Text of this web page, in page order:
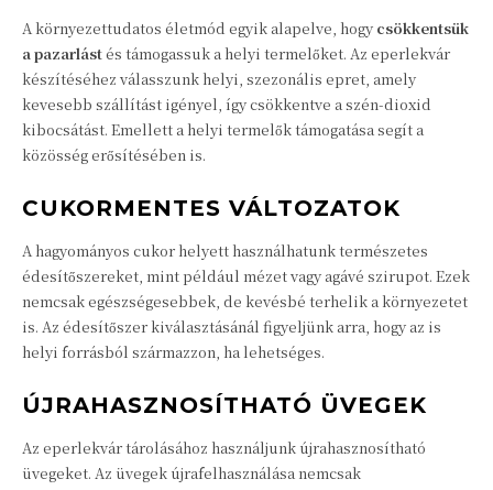
A környezettudatos életmód egyik alapelve, hogy csökkentsük
a pazarlástés támogassuk a helyi termelőket. Az eperlekvár
készítéséhez válasszunk helyi, szezonális epret, amely
kevesebb szállítást igényel, így csökkentve a szén-dioxid
kibocsátást. Emellett a helyi termelők támogatása segít a
közösség erősítésében is.
CUKORMENTES VÁLTOZATOK
A hagyományos cukor helyett használhatunk természetes
édesítőszereket, mint például mézet vagy agávé szirupot. Ezek
nemcsak egészségesebbek, de kevésbé terhelik a környezetet
is. Az édesítőszer kiválasztásánál figyeljünk arra, hogy az is
helyi forrásból származzon, ha lehetséges.
ÚJRAHASZNOSÍTHATÓ ÜVEGEK
Az eperlekvár tárolásához használjunk újrahasznosítható
üvegeket. Az üvegek újrafelhasználása nemcsak